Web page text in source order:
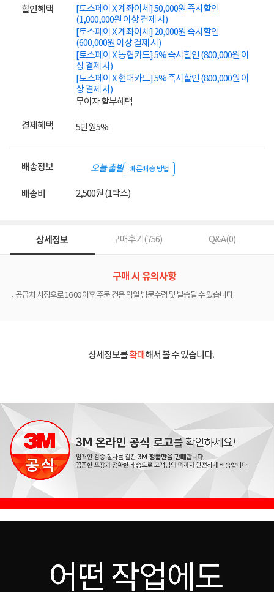
할인혜택
[토스페이 X 계좌이체] 50,000원 즉시할인
(1,000,000원 이상 결제 시)
[토스페이 X 계좌이체] 20,000원 즉시할인
(600,000원 이상 결제 시)
[토스페이 X 농협카드] 5% 즉시할인 (800,000원 이
상 결제 시)
[토스페이 X 현대카드] 5% 즉시할인 (800,000원 이
상 결제 시)
무이자 할부혜택
결제혜택 5만원5%
배송정보 오늘 출발 빠른배송 방법
배송비 2,500원 (1박스)
상세정보 구매후기(756) Q&A(0)
구매 시 유의사항
공급처 사정으로 16:00 이후 주문 건은 익일 방문수령 및 발송될 수 있습니다.
상세정보를확대해서 볼 수 있습니다.